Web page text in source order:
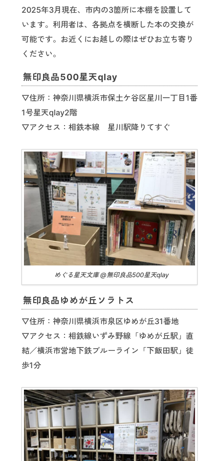
2025年3月現在、市内の3箇所に本棚を設置して
います。利用者は、各拠点を横断した本の交換が
可能です。お近くにお越しの際はぜひお立ち寄り
ください。
無印良品500星天qlay
▽住所：神奈川県横浜市保土ケ谷区星川一丁目1番
1号星天qlay2階
▽アクセス：相鉄本線 星川駅降りてすぐ
めぐる星天文庫 @無印良品500星天qlay
無印良品ゆめが丘ソラトス
▽住所：神奈川県横浜市泉区ゆめが丘31番地
▽アクセス：相鉄線いずみ野線「ゆめが丘駅」直
結／横浜市営地下鉄ブルーライン「下飯田駅」徒
歩1分